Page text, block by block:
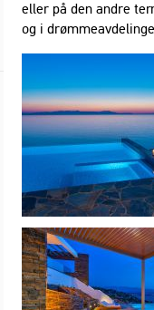
"Wir waren schon das
dieser wunderschönen
dieser berauschenden
Einfach fantastisch!!!"
Fabrizio
Switzerland
"Wir waren perfekt
eller på den andre
og i